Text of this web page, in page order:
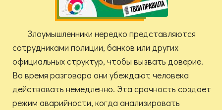
Злоумышленники нередко представляются
сотрудниками полиции, банков или других
официальных структур, чтобы вызвать доверие.
Во время разговора они убеждают человека
действовать немедленно. Эта срочность создает
режим аварийности, когда анализировать